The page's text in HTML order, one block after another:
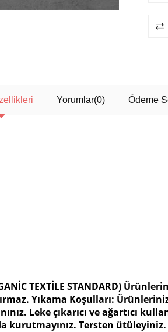
Yorumlar(0) Ödeme
TEXTİLE STANDARD)
Yıkama Koşulları:
Leke çıkarıcı ve ağartıcı
kurutmayınız. Tersten ütüleyiniz.